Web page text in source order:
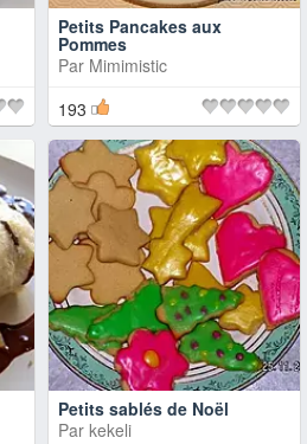
Petits Pancakes aux
Pommes
Par Mimimistic
193
Petits sablés de Noël
Par kekeli